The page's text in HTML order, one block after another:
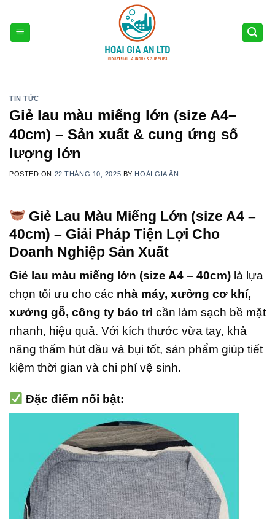
content
TIN TỨC
Giẻ lau màu miếng lớn (size A4–
40cm) – Sản xuất & cung ứng số
lượng lớn
POSTED ON 22 THÁNG 10, 2025 BY HOÀI GIA ÂN
Giẻ Lau Màu Miếng Lớn (size A4 –
40cm) – Giải Pháp Tiện Lợi Cho
Doanh Nghiệp Sản Xuất
Giẻ lau màu miếng lớn (size A4 – 40cm) là lựa
chọn tối ưu cho các nhà máy, xưởng cơ khí,
xưởng gỗ, công ty bảo trì cần làm sạch bề mặt
nhanh, hiệu quả. Với kích thước vừa tay, khả
năng thấm hút dầu và bụi tốt, sản phẩm giúp tiết
kiệm thời gian và chi phí vệ sinh.
Đặc điểm nổi bật: